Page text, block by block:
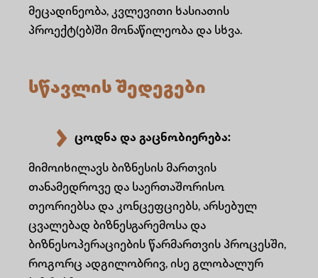
მეცადინეობა, კვლევითი ხასიათის
პროექტ(ებ)ში მონაწილეობა და სხვა.
სწავლის შედეგები
ცოდნა და გაცნობიერება:
მიმოიხილავს ბიზნესის მართვის
თანამედროვე და საერთაშორისო
თეორიებსა და კონცეფციებს, არსებულ
ცვალებად ბიზნესგარემოსა და
ბიზნესოპერაციების წარმართვის პროცესში,
როგორც ადგილობრივ, ისე გლობალურ